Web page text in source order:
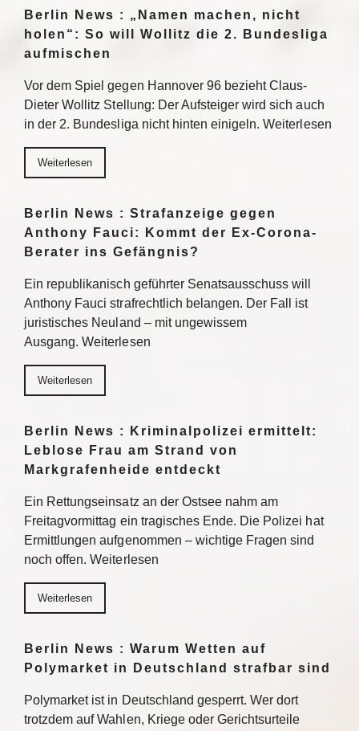
Berlin News : „Namen machen, nicht
holen“: So will Wollitz die 2. Bundesliga
aufmischen
Vor dem Spiel gegen Hannover 96 bezieht Claus-
Dieter Wollitz Stellung: Der Aufsteiger wird sich auch
in der 2. Bundesliga nicht hinten einigeln. Weiterlesen
Weiterlesen
Berlin News : Strafanzeige gegen
Anthony Fauci: Kommt der Ex-Corona-
Berater ins Gefängnis?
Ein republikanisch geführter Senatsausschuss will
Anthony Fauci strafrechtlich belangen. Der Fall ist
juristisches Neuland – mit ungewissem
Ausgang. Weiterlesen
Weiterlesen
Berlin News : Kriminalpolizei ermittelt:
Leblose Frau am Strand von
Markgrafenheide entdeckt
Ein Rettungseinsatz an der Ostsee nahm am
Freitagvormittag ein tragisches Ende. Die Polizei hat
Ermittlungen aufgenommen – wichtige Fragen sind
noch offen. Weiterlesen
Weiterlesen
Berlin News : Warum Wetten auf
Polymarket in Deutschland strafbar sind
Polymarket ist in Deutschland gesperrt. Wer dort
trotzdem auf Wahlen, Kriege oder Gerichtsurteile